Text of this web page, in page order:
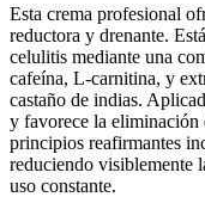
Esta crema profesional
reductora y drenante.
celulitis mediante una
cafeína, L‑carnitina, y
castaño de indias.
y favorece la eliminación
principios reafirmantes
reduciendo visiblemente
uso constante.